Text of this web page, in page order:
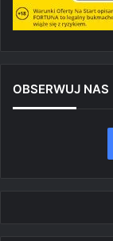
OBSERWUJ NAS